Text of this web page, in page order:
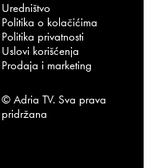
Uredništvo
Politika o kolačićima
Politika privatnosti
Uslovi korišćenja
Prodaja i marketing
© Adria TV. Sva prava
pridržana